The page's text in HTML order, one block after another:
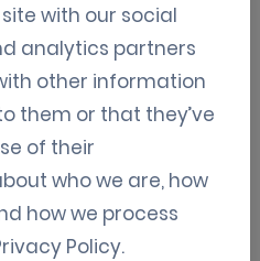
comprometidos y
juego de
herramienta de
para mejorar la
las conversiones.
with our social
analytics partners
other information
them or that they’ve
of their
who we are, how
how we process
Policy.